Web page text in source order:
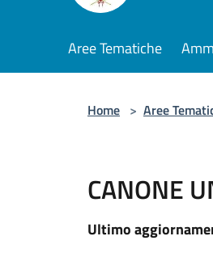
Aree Tematiche
Home > Aree
CANONE
Ultimo